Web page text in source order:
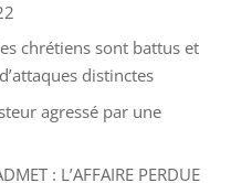
chrétiens sont battus et
distinctes
agressé par une
: L’AFFAIRE PERDUE